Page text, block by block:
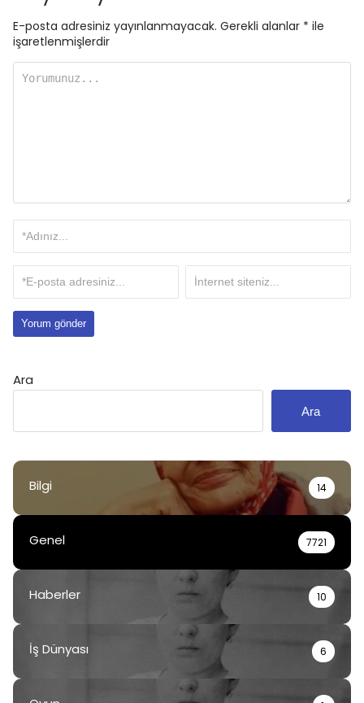
E-posta adresiniz yayınlanmayacak. Gerekli alanlar * ile
işaretlenmişlerdir
Ara
Ara
Bilgi 14
Genel 7721
Haberler 10
İş Dünyası 6